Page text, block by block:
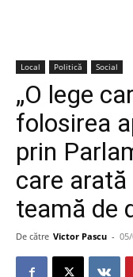
Local Politică Social
„O lege
folosirea
prin
care
teamă de
De către Victor Pascu -